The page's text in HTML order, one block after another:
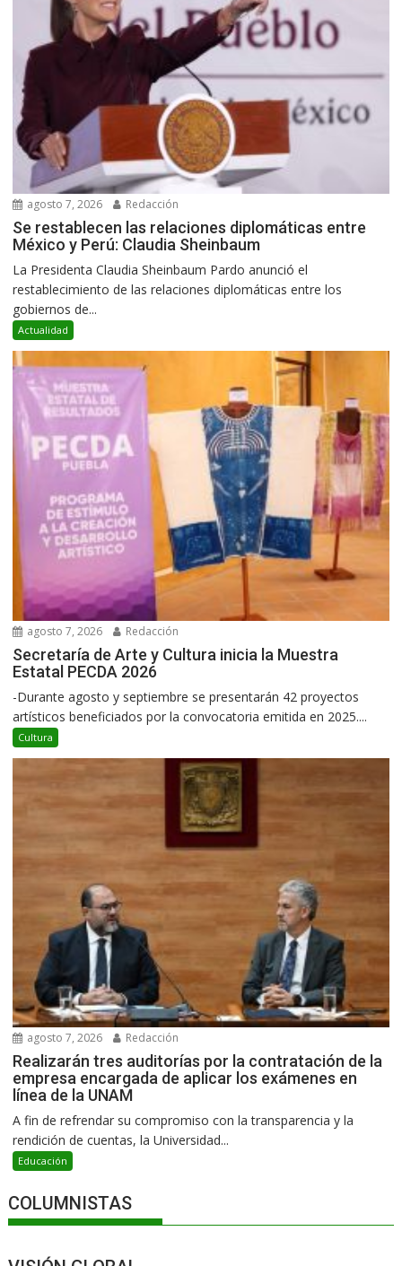
agosto 7, 2026 Redacción
Se restablecen las relaciones diplomáticas entre
México y Perú: Claudia Sheinbaum
La Presidenta Claudia Sheinbaum Pardo anunció el
restablecimiento de las relaciones diplomáticas entre los
gobiernos de...
Actualidad
agosto 7, 2026 Redacción
Secretaría de Arte y Cultura inicia la Muestra
Estatal PECDA 2026
-Durante agosto y septiembre se presentarán 42 proyectos
artísticos beneficiados por la convocatoria emitida en 2025....
Cultura
agosto 7, 2026 Redacción
Realizarán tres auditorías por la contratación de la
empresa encargada de aplicar los exámenes en
línea de la UNAM
A fin de refrendar su compromiso con la transparencia y la
rendición de cuentas, la Universidad...
Educación
COLUMNISTAS